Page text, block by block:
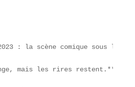
: la scène comique sous
mais les rires restent.**